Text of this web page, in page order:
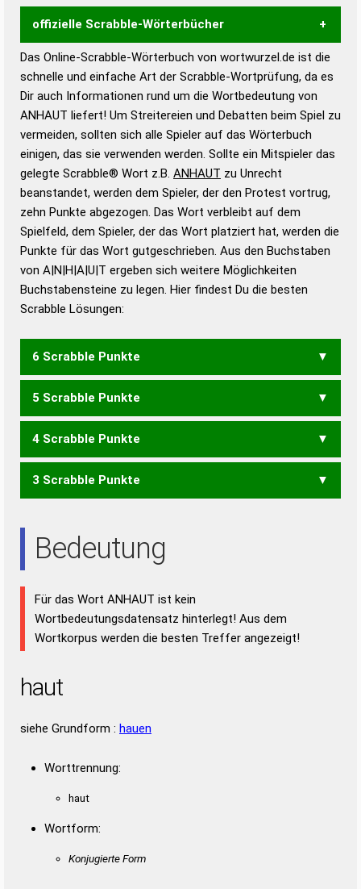
offizielle Scrabble-Wörterbücher
Wortwurzel liefert mit Hilfe eines semantischen
Wortanalyse-Algorithmus gute Anhaltspunkte zu
Wortbedeutung, Worttrennung und Wortform, um die
Gültigkeit eines Wortes für das Scrabble-Spiel zu
bestimmen!
zugelassene Turnier Scrabble-
Wörterbücher sind:
Duden – Standardwerk in 12 Bänden
Duden – Richtiges und gutes
Deutsch
Duden – Die deutsche Grammatik
Duden – Deutsches
Das Online-Scrabble-Wörterbuch von wortwurzel.de ist die
schnelle und einfache Art der Scrabble-Wortprüfung, da es
Dir auch Informationen rund um die Wortbedeutung von
ANHAUT liefert! Um Streitereien und Debatten beim Spiel zu
vermeiden, sollten sich alle Spieler auf das Wörterbuch
einigen, das sie verwenden werden. Sollte ein Mitspieler das
gelegte Scrabble® Wort z.B. ANHAUT zu Unrecht
beanstandet, werden dem Spieler, der den Protest vortrug,
zehn Punkte abgezogen. Das Wort verbleibt auf dem
Spielfeld, dem Spieler, der das Wort platziert hat, werden die
Punkte für das Wort gutgeschrieben. Aus den Buchstaben
von A|N|H|A|U|T ergeben sich weitere Möglichkeiten
Buchstabensteine zu legen. Hier findest Du die besten
Scrabble Lösungen:
6 Scrabble Punkte
ANHAT HANAU
5 Scrabble Punkte
AHNT HUNT NAHT
4 Scrabble Punkte
AHA AHN HAN HAT
3 Scrabble Punkte
Bedeutung
Für das Wort ANHAUT ist kein
Wortbedeutungsdatensatz hinterlegt! Aus dem
Wortkorpus werden die besten Treffer angezeigt!
haut
siehe Grundform : hauen
Worttrennung:
haut
Wortform:
Konjugierte Form